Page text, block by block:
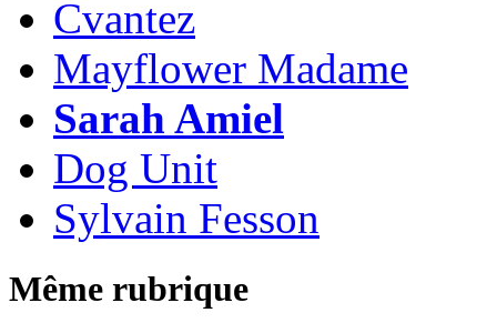
Cvantez
Mayflower Madame
Sarah Amiel
Dog Unit
Sylvain Fesson
Même rubrique